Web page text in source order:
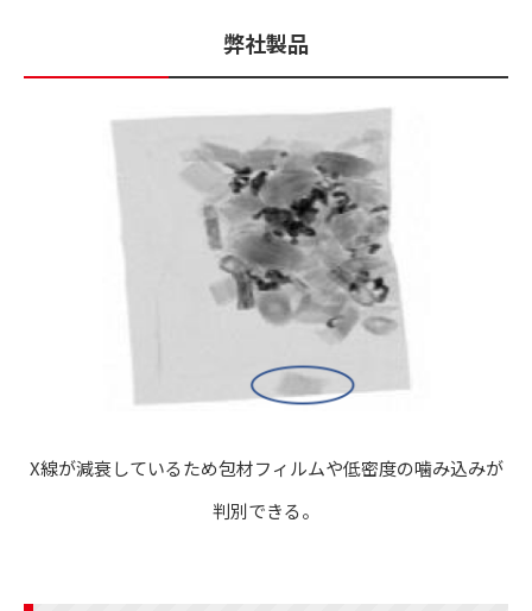
弊社製品
X線が減衰しているため包材フィルムや低密度の噛み込みが
判別できる。